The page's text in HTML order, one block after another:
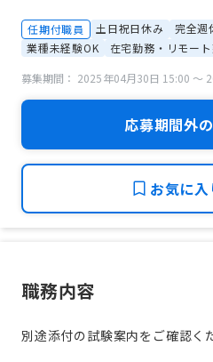
任期付職員 土日祝日休み 完全週
業種未経験OK
在宅勤務・リモー
募集期間： 2025年04月30日 15:00 〜
応募期間外
お気に
職務内容
別途添付の試験案内をご確認く